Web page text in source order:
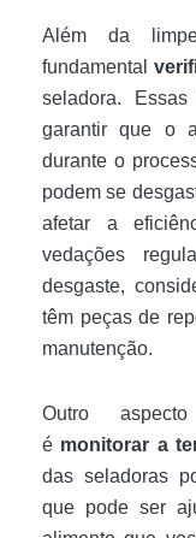
Além da
fundamental
seladora.
garantir que o
durante o
podem se
afetar a
vedações
desgaste,
têm peças de
manutenção.
Outro
é monitorar a
das seladoras
que pode ser